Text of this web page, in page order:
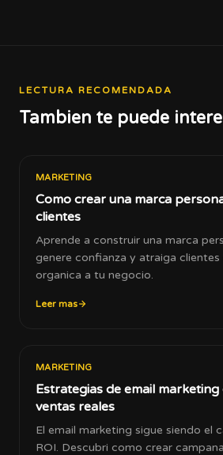
LECTURA RECOMENDADA
Tambien te puede
MARKETING
Como crear una marca
clientes
Aprende a construir una marca
genere confianza y atraiga
organica a tu negocio.
Leer mas
MARKETING
Estrategias de email
ventas reales
El email marketing sigue siendo el
ROI. Descubri como crear